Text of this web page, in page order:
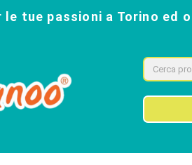
tue passioni a Torino ed